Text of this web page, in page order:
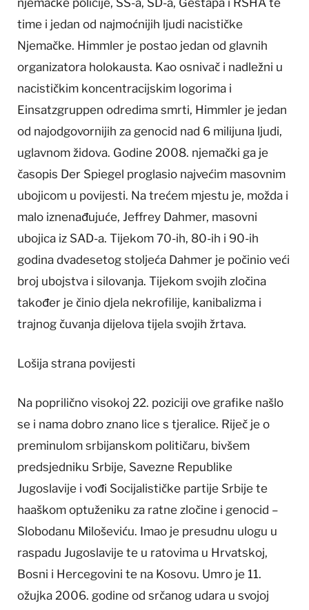
time i jedan od najmoćnijih ljudi nacističke
Njemačke. Himmler je postao jedan od glavnih
organizatora holokausta. Kao osnivač i nadležni u
nacističkim koncentracijskim logorima i
Einsatzgruppen odredima smrti, Himmler je jedan
od najodgovornijih za genocid nad 6 milijuna ljudi,
uglavnom židova. Godine 2008. njemački ga je
časopis Der Spiegel proglasio najvećim masovnim
ubojicom u povijesti. Na trećem mjestu je, možda i
malo iznenađujuće, Jeffrey Dahmer, masovni
ubojica iz SAD-a. Tijekom 70-ih, 80-ih i 90-ih
godina dvadesetog stoljeća Dahmer je počinio veći
broj ubojstva i silovanja. Tijekom svojih zločina
također je činio djela nekrofilije, kanibalizma i
trajnog čuvanja dijelova tijela svojih žrtava.
Lošija strana povijesti
Na poprilično visokoj 22. poziciji ove grafike našlo
se i nama dobro znano lice s tjeralice. Riječ je o
preminulom srbijanskom političaru, bivšem
predsjedniku Srbije, Savezne Republike
Jugoslavije i vođi Socijalističke partije Srbije te
haaškom optuženiku za ratne zločine i genocid –
Slobodanu Miloševiću. Imao je presudnu ulogu u
raspadu Jugoslavije te u ratovima u Hrvatskoj,
Bosni i Hercegovini te na Kosovu. Umro je 11.
ožujka 2006. godine od srčanog udara u svojoj